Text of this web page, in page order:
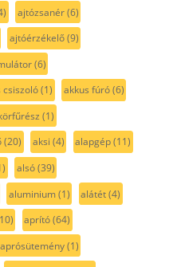
ajtózsanér(6)
ajtóérzékelő(9)
(6)
csiszoló(1) akkus fúró(6)
(1)
(20) aksi (4) alapgép(11)
alsó(39)
aluminium(1) alátét(4)
aprító(64)
aprósütemény(1)